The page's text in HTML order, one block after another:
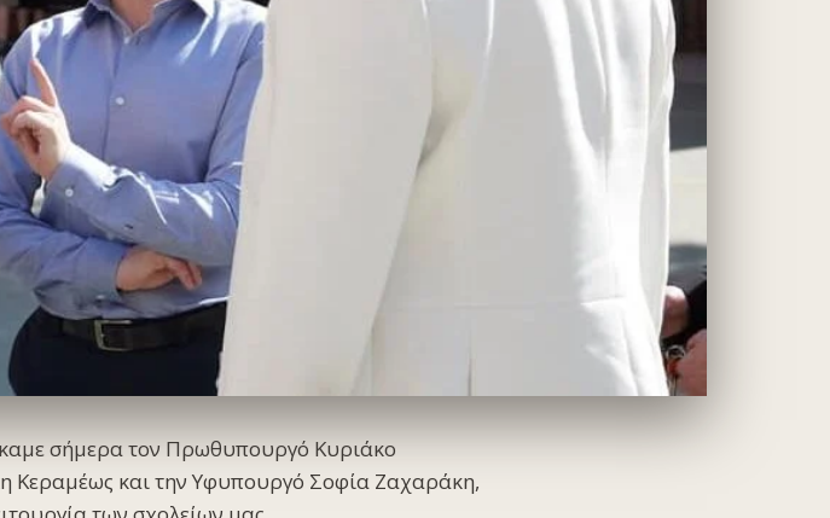
σήμερα τον Πρωθυπουργό Κυριάκο
Κεραμέως και την Υφυπουργό Σοφία Ζαχαράκη,